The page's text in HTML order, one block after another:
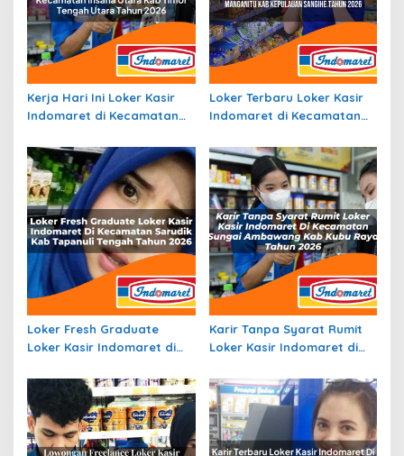
Kerja Hari Ini Loker Kasir
Indomaret di Kecamatan
Tengah Utara Tahun 2026
Loker Terbaru Loker Kasir
Indomaret di Kecamatan
Sangihe Tahun 2026
Loker Fresh Graduate
Loker Kasir Indomaret di
Tapanuli Tengah Tahun
2026
Karir Tanpa Syarat Rumit
Loker Kasir Indomaret di
Ambawang, Kab. Kubu
Raya Tahun 2026